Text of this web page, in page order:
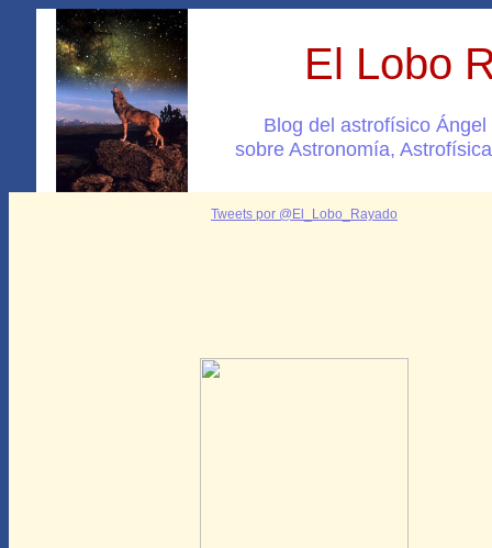
El Lobo
Blog del astrofísico
sobre Astronomía,
Tweets por @El_Lobo_Rayado